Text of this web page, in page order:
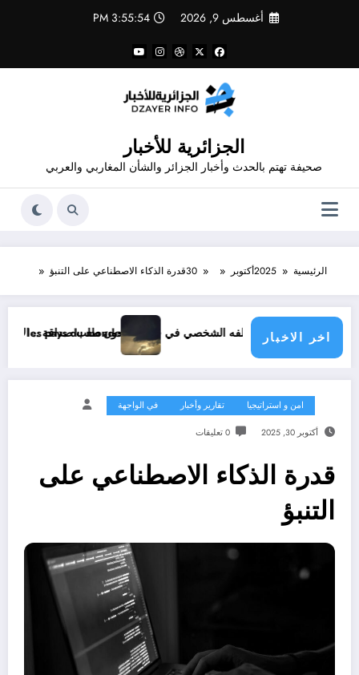
أغسطس 9, 2026 3:55:54 PM
الجزائرية للأخبار
صحيفة تهتم بالحدث وأخبار الجزائر والشأن المغاربي والعربي
الرئيسية 2025أكتوبر 30قدرة الذكاء الاصطناعي على التنبؤ
اخر الاخبار
دون طلب صداقة .. الاطلاع على محتوى صفحة شخص اغلق ملفه الشخصي في فيسبوك دون طلب صداقة
menace les pays du monde
امن و استراتيجيا تقارير وأخبار في الواجهة
أكتوبر 30, 2025 0 تعليقات
قدرة الذكاء الاصطناعي على
التنبؤ